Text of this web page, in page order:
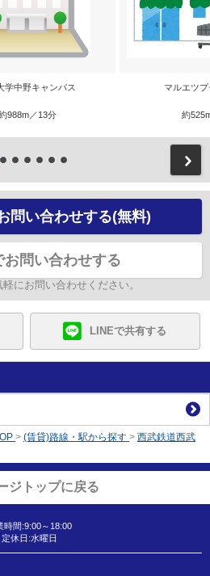
学中野キャンパス
988m／13分
マルエツ
約
問い合わせする(無料)
お問い合わせする
にお問い合わせください。
LINEで共有する
> (賃貸)路線・駅から探す > 西武鉄道西武
ジトップに戻る
時間:9:00～18:00
定休日:水曜日